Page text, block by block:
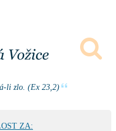
li zlo. (Ex 23,2)
ZA: